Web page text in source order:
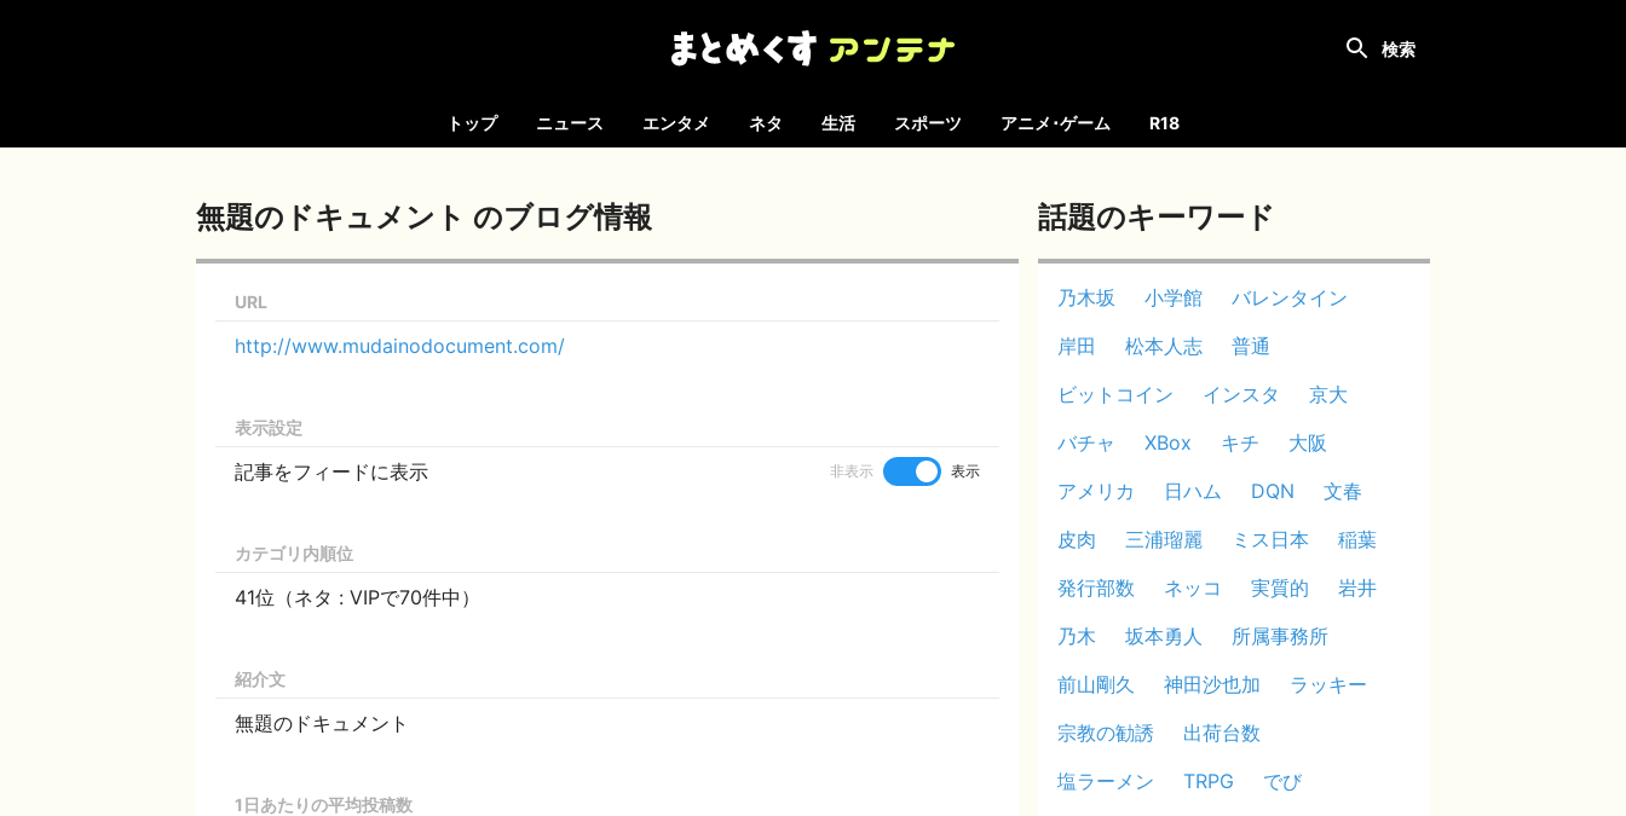
トップ ニュース エンタメ ネタ 生活 スポーツ アニメ･ゲーム R18
無題のドキュメント のブログ情報
URL
http://www.mudainodocument.com/
表示設定
記事をフィードに表示 非表示 表示
カテゴリ内順位
41位（ネタ : VIPで70件中）
紹介文
無題のドキュメント
1日あたりの平均投稿数
話題のキーワード
乃木坂 小学館
バレンタイン
岸田
松本人志
普通
ビットコイン
インスタ
京大
バチャ
XBox キチ
大阪
アメリカ
日ハム DQN
文春
皮肉
三浦瑠麗 ミス日本
稲葉
発行部数
ネッコ 実質的
岩井
乃木
坂本勇人
所属事務所
前山剛久
神田沙也加
ラッキー
宗教の勧誘
出荷台数
塩ラーメン
TRPG
でび